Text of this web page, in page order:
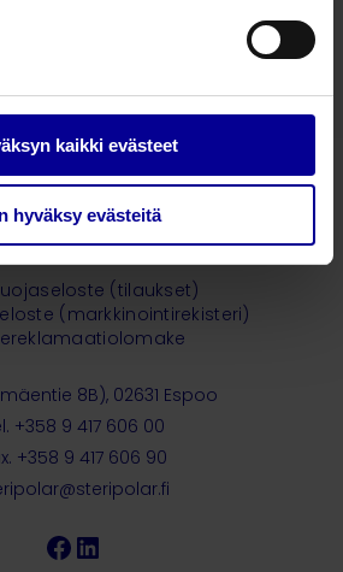
kaikki evästeet
hyväksy evästeitä
care further
8B), 02631 Espoo
+358 9 417 606 00
+358 9 417 606 90
Facebook
LinkedIn
(tilaukset)
(markkinointirekisteri)